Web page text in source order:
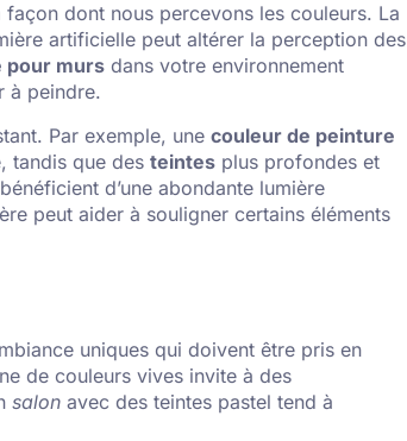
dont nous percevons les couleurs. La
artificielle peut altérer la perception des
pour murs dans votre environnement
à peindre.
Par exemple, une couleur de peinture
tandis que des teintes plus profondes et
d’une abondante lumière
peut aider à souligner certains éléments
uniques qui doivent être pris en
de couleurs vives invite à des
salon avec des teintes pastel tend à